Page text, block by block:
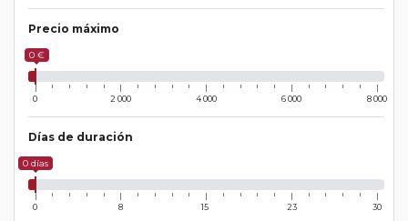
Precio máximo
0 €
0 2 000 4 000 6 000 8 000
Días de duración
0 días
0 8 15 23 30